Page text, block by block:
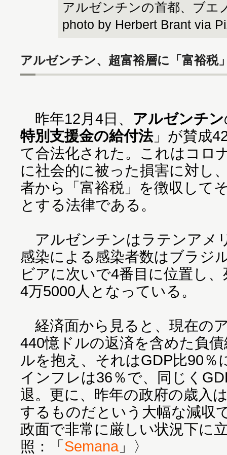
アルゼンチンの首都、ブエ
photo by Herbert Brant via
アルゼンチン、超富裕層に「富裕税
昨年12月4日、 アルゼンチン
特別支援金の給付法」が賛成
て合法化された。これはコロ
に社会的に被った損害に対し
者から「富裕税」を徴収して
とする法律である。
アルゼンチンはラテンアメ
感染による感染者数はブラジ
ビアに次いで4番目に位置し
4万5000人となっている。
経済面から見ると、現在の
440憶ドルの返済を含めた負
ルを抱え、それはGDP比90％
インフレは36％で、同じく
退。更に、昨年の政府の歳入
するものだという大幅な減収
政面で非常に厳しい状況下に
照：「Semana」〉